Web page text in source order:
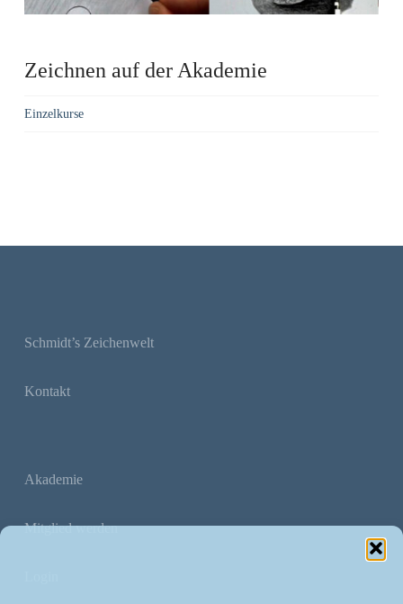
Zeichnen auf der Akademie
Einzelkurse
Schmidt’s Zeichenwelt
Kontakt
Akademie
Mitglied werden